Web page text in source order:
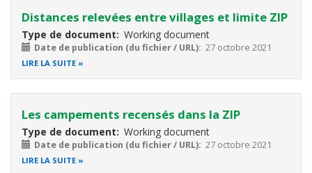
Distances relevées entre villages et limite ZIP
Type de document Working document
Date de publication (du fichier / URL) 27 octobre 2021
LIRE LA SUITE
Les campements recensés dans la ZIP
Type de document Working document
Date de publication (du fichier / URL) 27 octobre 2021
LIRE LA SUITE